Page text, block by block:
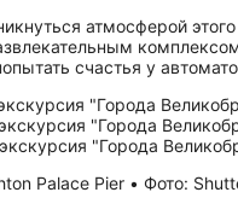
атмосферой
счастья у
Palace Pier • Фото: